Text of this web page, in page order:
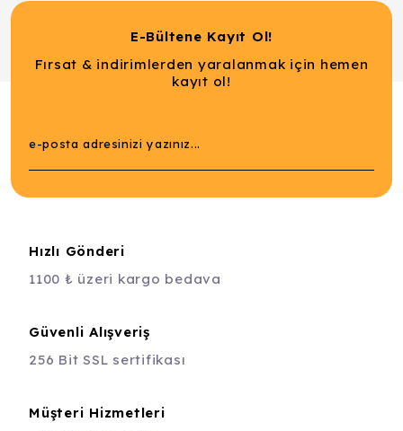
E-Bültene Kayıt Ol!
Fırsat & indirimlerden yaralanmak için hemen
kayıt ol!
Hızlı Gönderi
1100 ₺ üzeri kargo bedava
Güvenli Alışveriş
256 Bit SSL sertifikası
Müşteri Hizmetleri